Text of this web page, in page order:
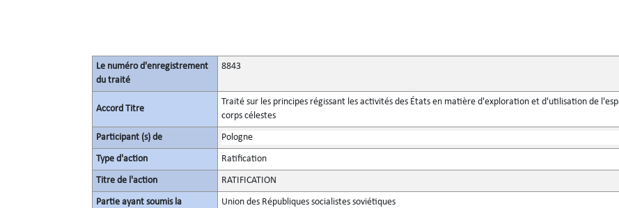
Le numéro d'enregistrement
du traité
8843
Accord Titre
Traité sur les principes régissant les activités des États en matière d'exploration et d'utilisation de
corps célestes
Participant (s) de Pologne
Type d'action Ratification
Titre de l'action RATIFICATION
Partie ayant soumis la
Union des Républiques socialistes soviétiques